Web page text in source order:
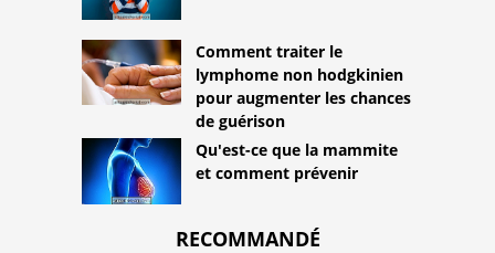
Comment traiter le
lymphome non hodgkinien
pour augmenter les chances
de guérison
Qu'est-ce que la mammite
et comment prévenir
RECOMMANDÉ